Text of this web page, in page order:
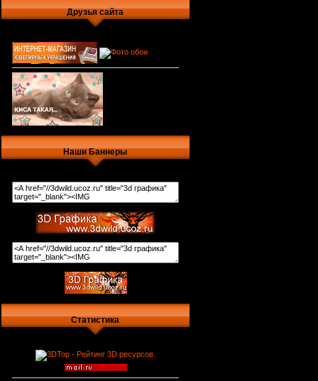
Друзья сайта
Наши Баннеры
Статистика